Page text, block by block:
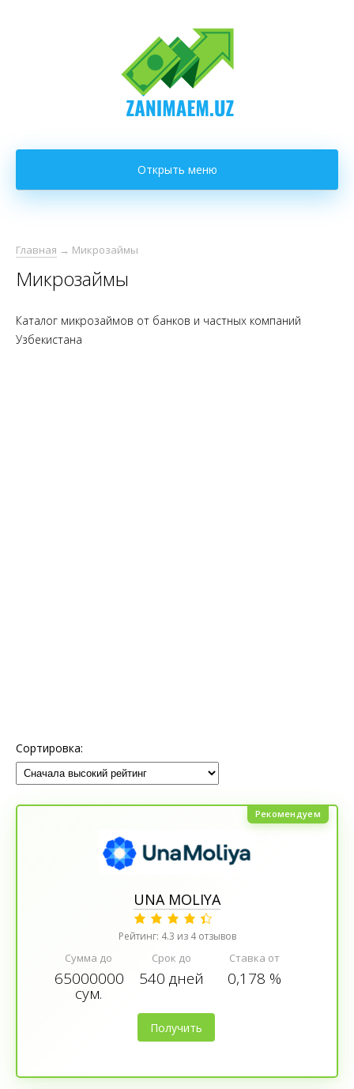
Открыть меню
Главная → Микрозаймы
Микрозаймы
Каталог микрозаймов от банков и частных компаний
Узбекистана
Сортировка:
Рекомендуем
UNA MOLIYA
Рейтинг: 4.3 из 4 отзывов
Сумма до
65000000
сум.
Срок до
540 дней
Ставка от
0,178 %
Получить